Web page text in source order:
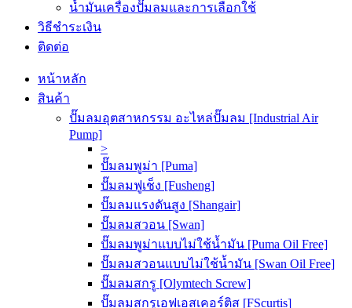
น้ำมันเครื่องปั๊มลมและการเลือกใช้
วิธีชำระเงิน
ติดต่อ
หน้าหลัก
สินค้า
ปั๊มลมอุตสาหกรรม อะไหล่ปั๊มลม [Industrial Air
Pump]
>
ปั๊มลมพูม่า [Puma]
ปั๊มลมฟูเช็ง [Fusheng]
ปั๊มลมแรงดันสูง [Shangair]
ปั๊มลมสวอน [Swan]
ปั๊มลมพูม่าแบบไม่ใช้น้ำมัน [Puma Oil Free]
ปั๊มลมสวอนแบบไม่ใช้น้ำมัน [Swan Oil Free]
ปั๊มลมสกรู [Olymtech Screw]
ปั๊มลมสกรูเอฟเอสเคอร์ติส [FScurtis]